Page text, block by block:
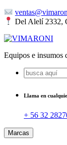
Saltar
al
Del Alelí 2332,
Equipos e insumos
Buscar:
Llama en
+ 56 32
Marcas